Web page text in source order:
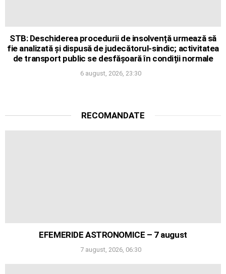
STB: Deschiderea procedurii de insolvență urmează să
fie analizată și dispusă de judecătorul-sindic; activitatea
de transport public se desfășoară în condiții normale
6 august, 2026, 23:30
RECOMANDATE
EFEMERIDE ASTRONOMICE – 7 august
7 august, 2026, 06:30